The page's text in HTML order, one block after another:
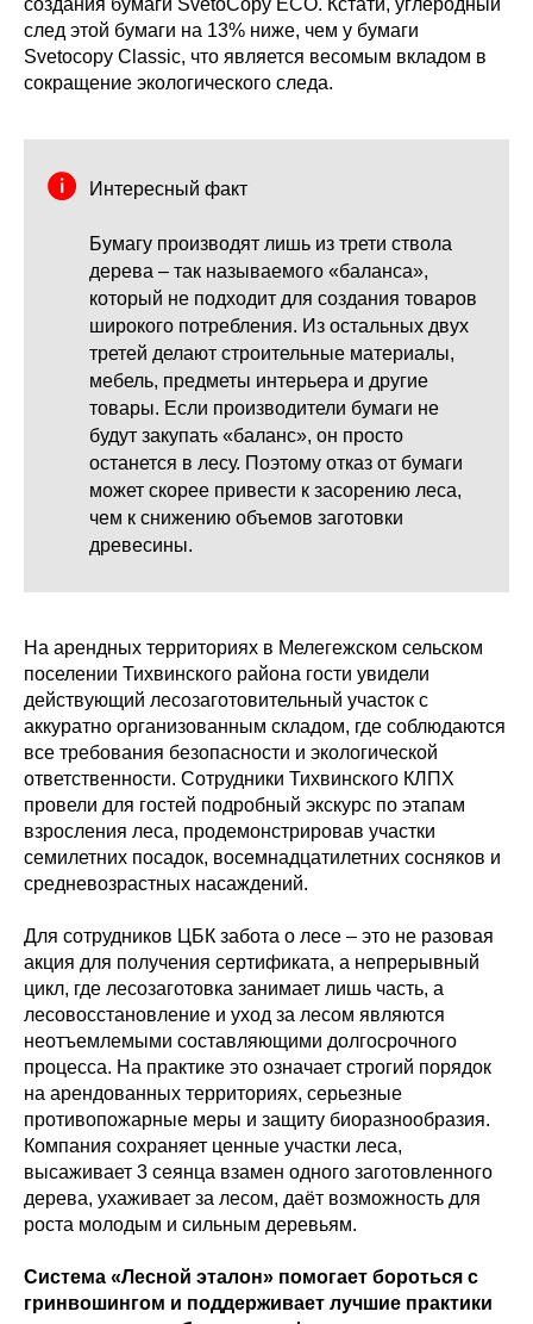
создания бумаги SvetoCopy ECO. Кстати, углеродный
след этой бумаги на 13% ниже, чем у бумаги
Svetocopy Classic, что является весомым вкладом в
сокращение экологического следа.
Интересный факт
Бумагу производят лишь из трети ствола
дерева – так называемого «баланса»,
который не подходит для создания товаров
широкого потребления. Из остальных двух
третей делают строительные материалы,
мебель, предметы интерьера и другие
товары. Если производители бумаги не
будут закупать «баланс», он просто
останется в лесу. Поэтому отказ от бумаги
может скорее привести к засорению леса,
чем к снижению объемов заготовки
древесины.
На арендных территориях в Мелегежском сельском
поселении Тихвинского района гости увидели
действующий лесозаготовительный участок с
аккуратно организованным складом, где соблюдаются
все требования безопасности и экологической
ответственности. Сотрудники Тихвинского КЛПХ
провели для гостей подробный экскурс по этапам
взросления леса, продемонстрировав участки
семилетних посадок, восемнадцатилетних сосняков и
средневозрастных насаждений.
Для сотрудников ЦБК забота о лесе – это не разовая
акция для получения сертификата, а непрерывный
цикл, где лесозаготовка занимает лишь часть, а
лесовосстановление и уход за лесом являются
неотъемлемыми составляющими долгосрочного
процесса. На практике это означает строгий порядок
на арендованных территориях, серьезные
противопожарные меры и защиту биоразнообразия.
Компания сохраняет ценные участки леса,
высаживает 3 сеянца взамен одного заготовленного
дерева, ухаживает за лесом, даёт возможность для
роста молодым и сильным деревьям.
Система «Лесной эталон» помогает бороться с
гринвошингом и поддерживает лучшие практики